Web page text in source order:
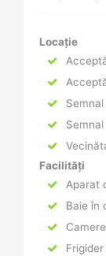
Locație
Facilități
Aparat
Baie în
Frigider